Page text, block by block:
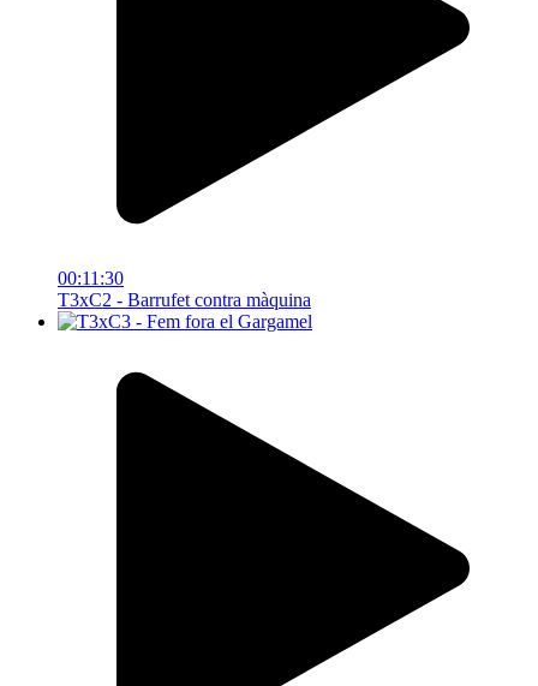
00:11:30
T3xC2 - Barrufet contra màquina